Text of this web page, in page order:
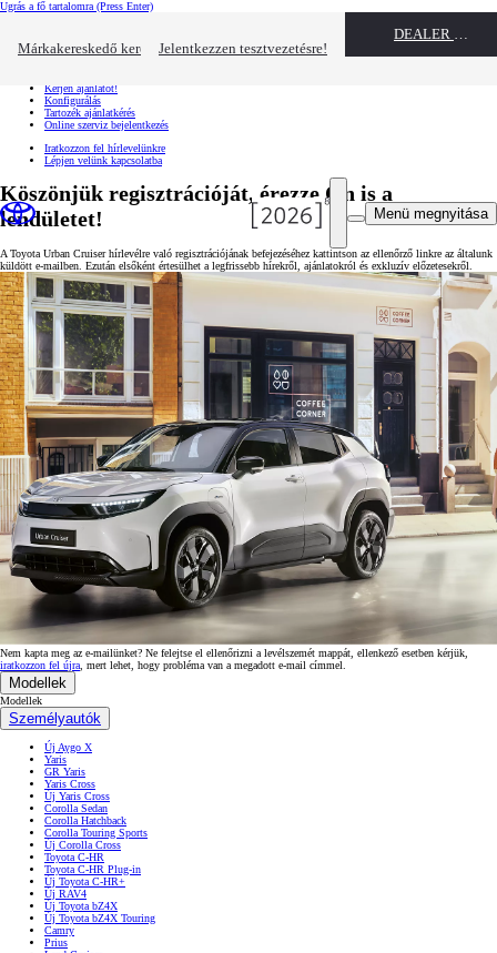
Ugrás a fő tartalomra (Press Enter)
Márkakereskedő kereséseJelentkezzen tesztvezetésre!
DEALER NAME
Gyors linkek Kattintson ide a bezáráshoz
Kérjen ajánlatot!
Konfigurálás
Tartozék ajánlatkérés
Online szerviz bejelentkezés
Iratkozzon fel hírlevelünkre
Lépjen velünk kapcsolatba
Menü megnyitása
Köszönjük regisztrációját, érezze Ön is a
lendületet!
A Toyota Urban Cruiser hírlevélre való regisztrációjának befejezéséhez kattintson az ellenőrző linkre az általunk
küldött e-mailben. Ezután elsőként értesülhet a legfrissebb hírekről, ajánlatokról és exkluzív előzetesekről.
Nem kapta meg az e-mailünket? Ne felejtse el ellenőrizni a levélszemét mappát, ellenkező esetben kérjük,
iratkozzon fel újra , mert lehet, hogy probléma van a megadott e-mail címmel.
Modellek
Modellek
Személyautók
Új Aygo X
Yaris
GR Yaris
Yaris Cross
Új Yaris Cross
Corolla Sedan
Corolla Hatchback
Corolla Touring Sports
Új Corolla Cross
Toyota C-HR
Toyota C-HR Plug-in
Új Toyota C-HR+
Új RAV4
Új Toyota bZ4X
Új Toyota bZ4X Touring
Camry
Prius